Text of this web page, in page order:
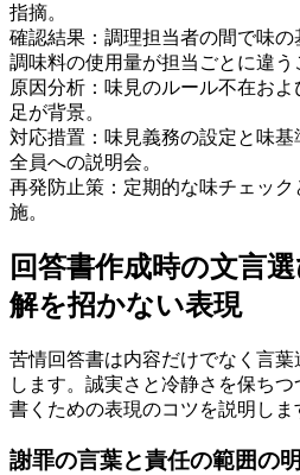
指摘。
確認結果：調理担当者の間で味の
調味料の使用量が担当ごとに違う
原因分析：味見のルール不在お
足が背景。
対応措置：味見義務の設定と味
全員への説明会。
再発防止策：定期的な味チェッ
施。
回答書作成時の文言
解を招かない表現
苦情回答書は内容だけでなく言
します。誠実さと冷静さを保ち
書くための表現のコツを説明しま
謝罪の言葉と責任の範囲の